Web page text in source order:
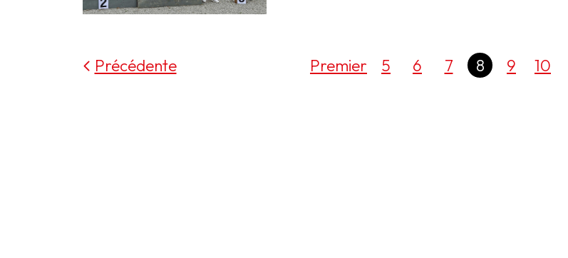
Précédente Premier 5 6 7 8 9 10